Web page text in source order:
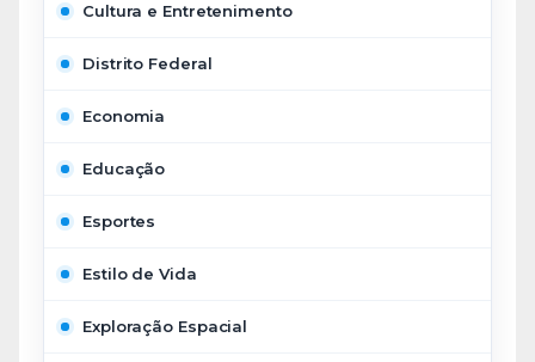
Cultura e Entretenimento
Distrito Federal
Economia
Educação
Esportes
Estilo de Vida
Exploração Espacial